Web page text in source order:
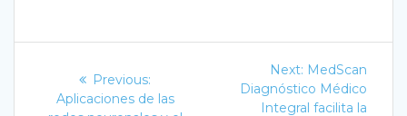
Previous:
post:
Aplicaciones de las
Next: Next
post:
MedScan
Diagnóstico Médico
Integral facilita la